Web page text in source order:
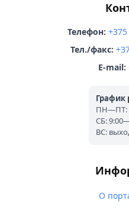
Телефон:
Тел./факс:
E-mail:
График
ПН—ПТ:
СБ:
ВС:
О